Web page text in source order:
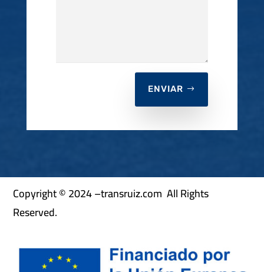
ENVIAR
Copyright © 2024 –transruiz.com All Rights
Reserved.